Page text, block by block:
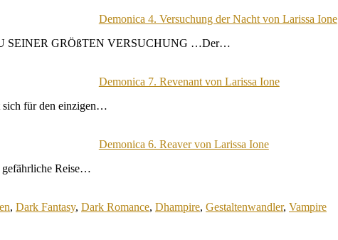
Demonica 4. Versuchung der Nacht von Larissa Ione
SEINER GRÖßTEN VERSUCHUNG …Der…
Demonica 7. Revenant von Larissa Ione
sich für den einzigen…
Demonica 6. Reaver von Larissa Ione
gefährliche Reise…
, Dark Fantasy, Dark Romance, Dhampire, Gestaltenwandler, Vampire